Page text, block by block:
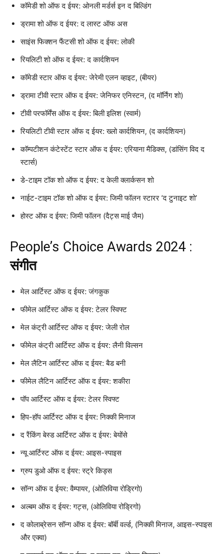
कॉमेडी शो ऑफ द ईयर: ओनली मर्डर्स इन द बिल्डिंग
ड्रामा शो ऑफ द ईयर: द लास्ट ऑफ अस
साइंस फिक्शन फैंटसी शो ऑफ द ईयर: लोकी
रियलिटी शो ऑफ द ईयर: द कार्दशियन
कॉमेडी स्टार ऑफ द ईयर: जेरेमी एलन व्हाइट, (बीयर)
ड्रामा टीवी स्टार ऑफ द ईयर: जेनिफर एनिस्टन, (द मॉर्निंग शो)
टीवी परफॉर्मेंस ऑफ द ईयर: बिली इलिश (स्वार्म)
रियलिटी टीवी स्टार ऑफ द ईयर: ख्लो कार्दशियन, (द कार्दशियन)
कॉम्पटीशन कंटेस्टेंट स्टार ऑफ द ईयर: एरियाना मैडिक्स, (डांसिंग विद द
स्टार्स)
डे-टाइम टॉक शो ऑफ द ईयर: द केली क्लार्कसन शो
नाईट-टाइम टॉक शो ऑफ द ईयर: जिमी फॉलन स्टारर ‘द टुनाइट शो’
होस्ट ऑफ द ईयर: जिमी फॉलन (दैट्स माई जैम)
People’s Choice Awards 2024 :
संगीत
मेल आर्टिस्ट ऑफ द ईयर: जंगकुक
फीमेल आर्टिस्ट ऑफ द ईयर: टेलर स्विफ्ट
मेल कंट्री आर्टिस्ट ऑफ द ईयर: जेली रोल
फीमेल कंट्री आर्टिस्ट ऑफ द ईयर: लैनी विल्सन
मेल लैटिन आर्टिस्ट ऑफ द ईयर: बैड बनी
फीमेल लैटिन आर्टिस्ट ऑफ द ईयर: शकीरा
पॉप आर्टिस्ट ऑफ द ईयर: टेलर स्विफ्ट
हिप-हॉप आर्टिस्ट ऑफ द ईयर: निक्की मिनाज
द रैंकिंग बेस्ड आर्टिस्ट ऑफ द ईयर: बेयोंसे
न्यू आर्टिस्ट ऑफ द ईयर: आइस-स्पाइस
ग्रुप डुओ ऑफ द ईयर: स्ट्रे किड्स
सॉन्ग ऑफ द ईयर: वैम्पायर, (ओलिविया रोड्रिगो)
अल्बम ऑफ द ईयर: गट्स, (ओलिविया रोड्रिगो)
द कोलाब्रेसन सॉन्ग ऑफ द ईयर: बॉर्बी वर्ल्ड, (निक्की मिनाज, आइस-स्पाइस
और एक्वा)